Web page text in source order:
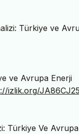
Türkiye ve
ve Avrupa Enerji
izlik.org/
Türkiye Ve